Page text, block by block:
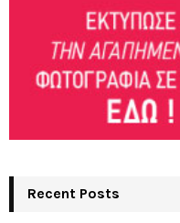
Recent Posts